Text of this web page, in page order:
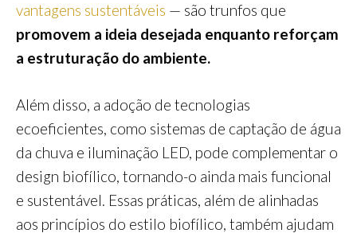
vantagens sustentáveis — são trunfos que
promovem a ideia desejada enquanto reforçam
a estruturação do ambiente.
Além disso, a adoção de tecnologias
ecoeficientes, como sistemas de captação de água
da chuva e iluminação LED, pode complementar o
design biofílico, tornando-o ainda mais funcional
e sustentável. Essas práticas, além de alinhadas
aos princípios do estilo biofílico, também ajudam